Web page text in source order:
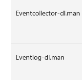
Eventcollector-dl.man
Eventlog-dl.man